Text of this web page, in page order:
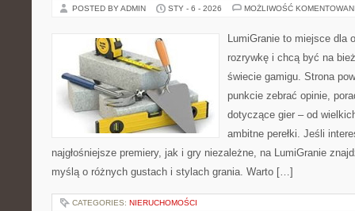
POSTED BY ADMIN STY - 6 - 2026 MOŻLIWOŚĆ
LumiGranie to miejsce dla
rozrywkę i chcą być na
świecie gamigu. Strona
punkcie zebrać opinie,
dotyczące gier – od
ambitne perełki. Jeśli
najgłośniejsze premiery, jak i gry niezależne, na LumiGranie
myślą o różnych gustach i stylach grania. Warto […]
CATEGORIES: NIERUCHOMOŚCI